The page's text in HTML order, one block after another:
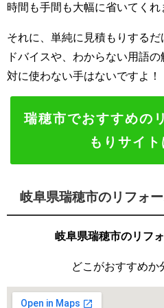
時間も手間も大幅に省いてくれ
それに、単純に見積もりする
ドバイスや、わからない用語
対に使わない手はないですよ！
瑞穂市でおすすめの
もりサイト
岐阜県瑞穂市のリフォ
岐阜県瑞穂市のリフ
どこがおすすめか